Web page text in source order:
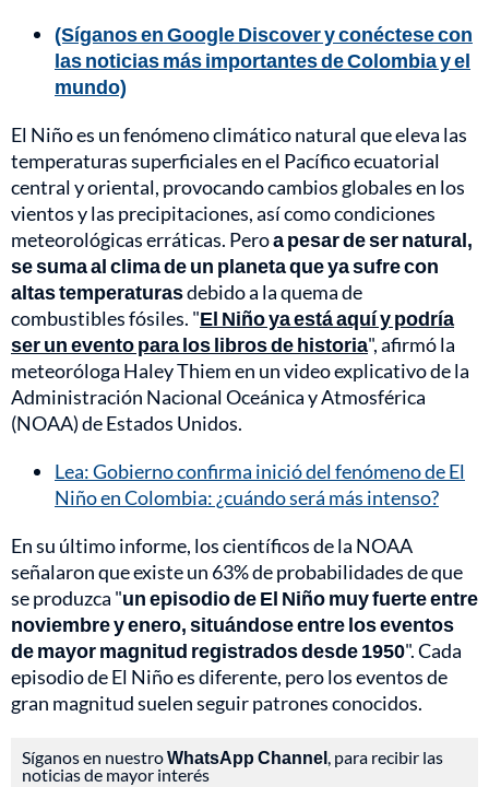
(Síganos en Google Discover y conéctese con
las noticias más importantes de Colombia y el
mundo)
El Niño es un fenómeno climático natural que eleva las
temperaturas superficiales en el Pacífico ecuatorial
central y oriental, provocando cambios globales en los
vientos y las precipitaciones, así como condiciones
meteorológicas erráticas. Peroa pesar de ser natural,
se suma al clima de un planeta que ya sufre con
altas temperaturasdebido a la quema de
combustibles fósiles. "El Niño ya está aquí y podría
ser un evento para los libros de historia", afirmó la
meteoróloga Haley Thiem en un video explicativo de la
Administración Nacional Oceánica y Atmosférica
(NOAA) de Estados Unidos.
Lea: Gobierno confirma inició del fenómeno de El
Niño en Colombia: ¿cuándo será más intenso?
En su último informe, los científicos de la NOAA
señalaron que existe un 63% de probabilidades de que
se produzca "un episodio de El Niño muy fuerte entre
noviembre y enero, situándose entre los eventos
de mayor magnitud registrados desde 1950". Cada
episodio de El Niño es diferente, pero los eventos de
gran magnitud suelen seguir patrones conocidos.
Síganos en nuestroWhatsApp Channel, para recibir las
noticias de mayor interés